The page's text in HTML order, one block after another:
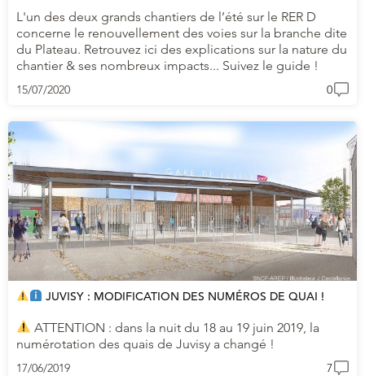
L'un des deux grands chantiers de l’été sur le RER D
concerne le renouvellement des voies sur la branche dite
du Plateau. Retrouvez ici des explications sur la nature du
chantier & ses nombreux impacts... Suivez le guide !
15/07/2020 0
JUVISY : MODIFICATION DES NUMÉROS DE QUAI !
ATTENTION : dans la nuit du 18 au 19 juin 2019, la
numérotation des quais de Juvisy a changé !
17/06/2019 7